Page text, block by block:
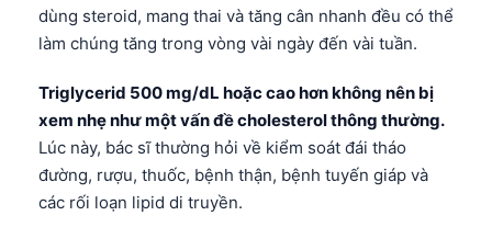
dùng steroid, mang thai và tăng cân nhanh đều có thể
làm chúng tăng trong vòng vài ngày đến vài tuần.
Triglycerid 500 mg/dL hoặc cao hơn không nên bị
xem nhẹ như một vấn đề cholesterol thông thường.
Lúc này, bác sĩ thường hỏi về kiểm soát đái tháo
đường, rượu, thuốc, bệnh thận, bệnh tuyến giáp và
các rối loạn lipid di truyền.
Latviešu valoda
Македонски јазик
Euskara
Gàidhlig
Occitan
العربية المغربية